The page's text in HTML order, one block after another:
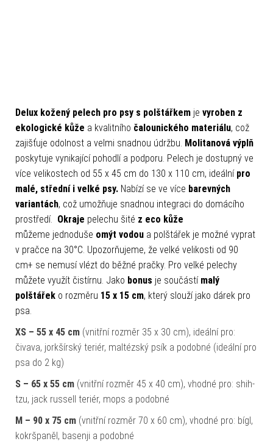
Delux kožený pelech pro psy s polštářkem je vyroben z
ekologické kůže a kvalitního čalounického materiálu, což
zajišťuje odolnost a velmi snadnou údržbu. Molitanová výplň
poskytuje vynikající pohodlí a podporu. Pelech je dostupný ve
více velikostech od 55 x 45 cm do 130 x 110 cm, ideální pro
malé, střední i velké psy. Nabízí se ve více barevných
variantách, což umožňuje snadnou integraci do domácího
prostředí. Okraje pelechu šité z eco kůže
můžeme jednoduše omýt vodou a polštářek je možné vyprat
v pračce na 30°C. Upozorňujeme, že velké velikosti od 90
cm+ se nemusí vlézt do běžné pračky. Pro velké pelechy
můžete využít čistírnu. Jako bonus je součástí malý
polštářek o rozměru 15 x 15 cm, který slouží jako dárek pro
psa.
XS – 55 x 45 cm (vnitřní rozměr 35 x 30 cm), ideální pro:
čivava, jorkšírský teriér, maltézský psík a podobné (ideální pro
psa do 2 kg)
S – 65 x 55 cm (vnitřní rozměr 45 x 40 cm), vhodné pro: shih-
tzu, jack russell teriér, mops a podobné
M – 90 x 75 cm (vnitřní rozměr 70 x 60 cm), vhodné pro: bígl,
kokršpaněl, basenji a podobné